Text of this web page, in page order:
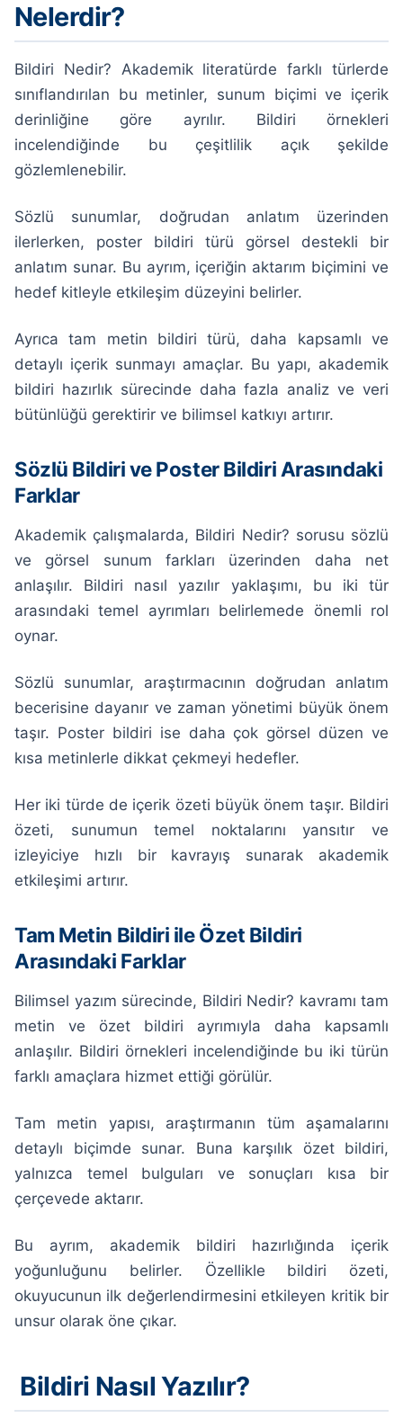
Nelerdir?
Bildiri Nedir? Akademik literatürde farklı türlerde
sınıflandırılan bu metinler, sunum biçimi ve içerik
derinliğine göre ayrılır. Bildiri örnekleri
incelendiğinde bu çeşitlilik açık şekilde
gözlemlenebilir.
Sözlü sunumlar, doğrudan anlatım üzerinden
ilerlerken, poster bildiri türü görsel destekli bir
anlatım sunar. Bu ayrım, içeriğin aktarım biçimini ve
hedef kitleyle etkileşim düzeyini belirler.
Ayrıca tam metin bildiri türü, daha kapsamlı ve
detaylı içerik sunmayı amaçlar. Bu yapı, akademik
bildiri hazırlık sürecinde daha fazla analiz ve veri
bütünlüğü gerektirir ve bilimsel katkıyı artırır.
Sözlü Bildiri ve Poster Bildiri Arasındaki
Farklar
Akademik çalışmalarda, Bildiri Nedir? sorusu sözlü
ve görsel sunum farkları üzerinden daha net
anlaşılır. Bildiri nasıl yazılır yaklaşımı, bu iki tür
arasındaki temel ayrımları belirlemede önemli rol
oynar.
Sözlü sunumlar, araştırmacının doğrudan anlatım
becerisine dayanır ve zaman yönetimi büyük önem
taşır. Poster bildiri ise daha çok görsel düzen ve
kısa metinlerle dikkat çekmeyi hedefler.
Her iki türde de içerik özeti büyük önem taşır. Bildiri
özeti, sunumun temel noktalarını yansıtır ve
izleyiciye hızlı bir kavrayış sunarak akademik
etkileşimi artırır.
Tam Metin Bildiri ile Özet Bildiri
Arasındaki Farklar
Bilimsel yazım sürecinde, Bildiri Nedir? kavramı tam
metin ve özet bildiri ayrımıyla daha kapsamlı
anlaşılır. Bildiri örnekleri incelendiğinde bu iki türün
farklı amaçlara hizmet ettiği görülür.
Tam metin yapısı, araştırmanın tüm aşamalarını
detaylı biçimde sunar. Buna karşılık özet bildiri,
yalnızca temel bulguları ve sonuçları kısa bir
çerçevede aktarır.
Bu ayrım, akademik bildiri hazırlığında içerik
yoğunluğunu belirler. Özellikle bildiri özeti,
okuyucunun ilk değerlendirmesini etkileyen kritik bir
unsur olarak öne çıkar.
Bildiri Nasıl Yazılır?